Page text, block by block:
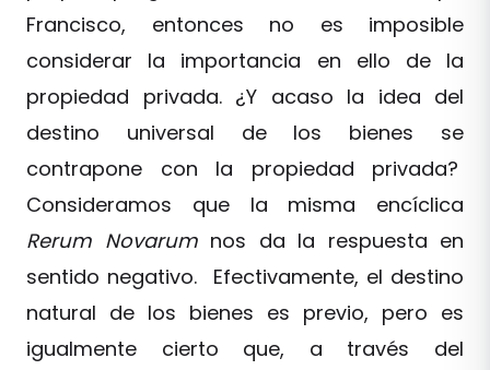
Francisco, entonces no es imposible
considerar la importancia en ello de la
propiedad privada. ¿Y acaso la idea del
destino universal de los bienes se
contrapone con la propiedad privada?
Consideramos que la misma encíclica
Rerum Novarumnos da la respuesta en
sentido negativo. Efectivamente, el destino
natural de los bienes es previo, pero es
igualmente cierto que, a través del